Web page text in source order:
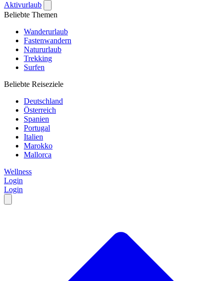
Aktivurlaub
Beliebte Themen
Wanderurlaub
Fastenwandern
Natururlaub
Trekking
Surfen
Beliebte Reiseziele
Deutschland
Österreich
Spanien
Portugal
Italien
Marokko
Mallorca
Wellness
Login
Login